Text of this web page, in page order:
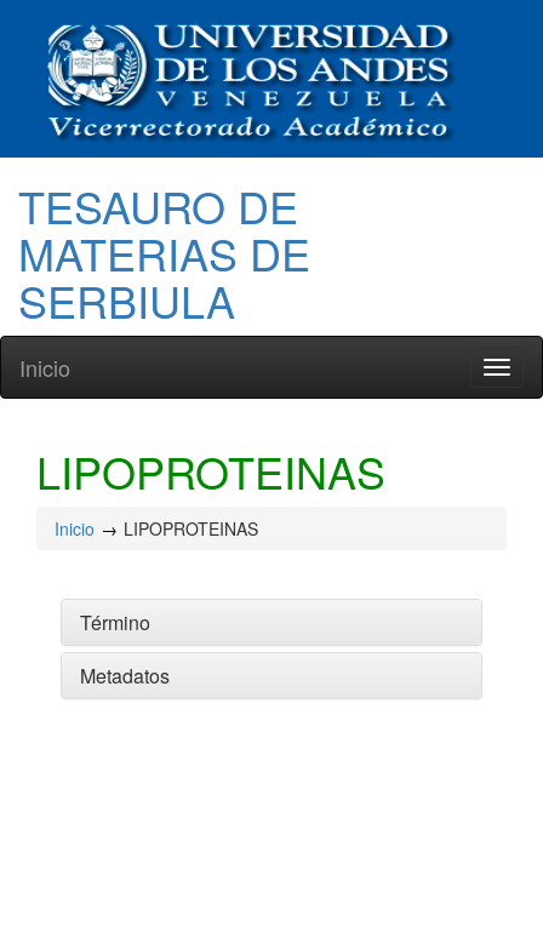
TESAURO DE
MATERIAS DE
SERBIULA
Inicio
LIPOPROTEINAS
Inicio LIPOPROTEINAS
Término
Metadatos